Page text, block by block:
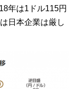
年は1ドル115円
日本企業は厳し